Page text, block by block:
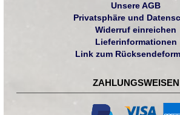
Unsere AGB
Privatsphäre und
Widerruf einreichen
Lieferinformationen
Link zum
ZAHLUNGSWEISEN